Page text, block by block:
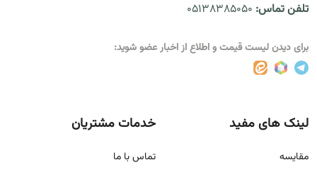
تلفن تماس: 05138385050
برای دیدن لیست قیمت و اطلاع از اخبار عضو شوید:
لینک های مفید
مقايسه
خدمات مشتریان
تماس با ما